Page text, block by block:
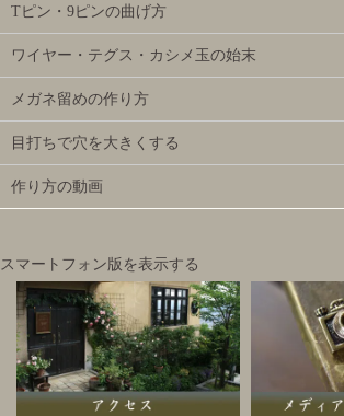
Tピン・9ピンの曲げ方
ワイヤー・テグス・カシメ玉の始末
メガネ留めの作り方
目打ちで穴を大きくする
作り方の動画
スマートフォン版を表示する